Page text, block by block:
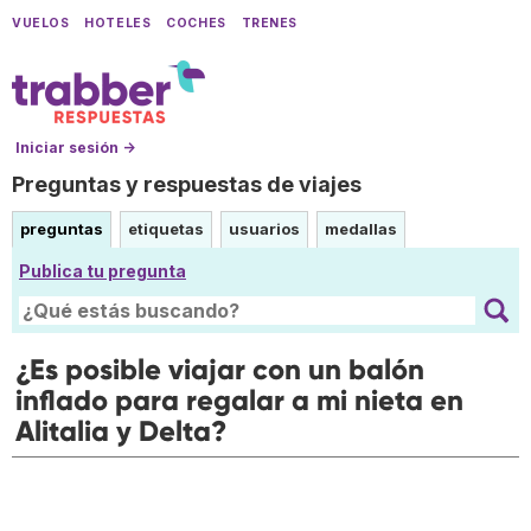
VUELOS HOTELES COCHES TRENES
Iniciar sesión →
Preguntas y respuestas de viajes
preguntas etiquetas usuarios medallas
Publica tu pregunta
¿Es posible viajar con un balón
inflado para regalar a mi nieta en
Alitalia y Delta?